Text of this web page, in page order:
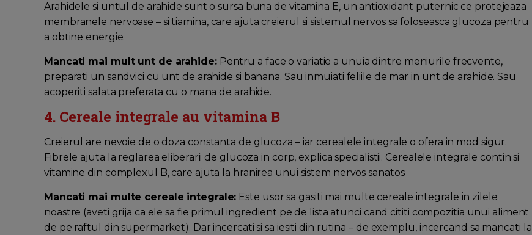
Arahidele si untul de arahide sunt o sursa buna de vitamina E, un antioxidant puternic ce protejeaza
membranele nervoase – si tiamina, care ajuta creierul si sistemul nervos sa foloseasca glucoza pentru
a obtine energie.
Mancati mai mult unt de arahide:Pentru a face o variatie a unuia dintre meniurile frecvente,
preparati un sandvici cu unt de arahide si banana. Sau inmuiati feliile de mar in unt de arahide. Sau
acoperiti salata preferata cu o mana de arahide.
4. Cereale integrale au vitamina B
Creierul are nevoie de o doza constanta de glucoza – iar cerealele integrale o ofera in mod sigur.
Fibrele ajuta la reglarea eliberarii de glucoza in corp, explica specialistii. Cerealele integrale contin si
vitamine din complexul B, care ajuta la hranirea unui sistem nervos sanatos.
Mancati mai multe cereale integrale: Este usor sa gasiti mai multe cereale integrale in zilele
noastre (aveti grija ca ele sa fie primul ingredient pe de lista atunci cand cititi compozitia unui aliment
de pe raftul din supermarket). Dar incercati si sa iesiti din rutina – de exemplu, incercand sa mancati la